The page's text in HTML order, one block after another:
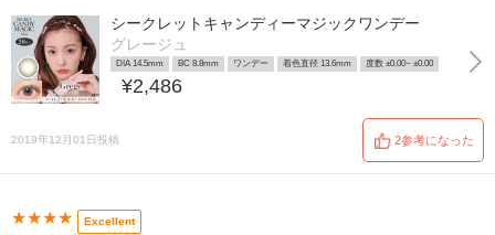
シークレットキャンディーマジックワンデー
グレージュ
DIA 14.5mm BC 8.8mm ワンデー 着色直径 13.6mm 度数 ±0.00~ ±0.00
¥2,486
2019年12月01日投稿 2参考になった
★★★★ Excellent